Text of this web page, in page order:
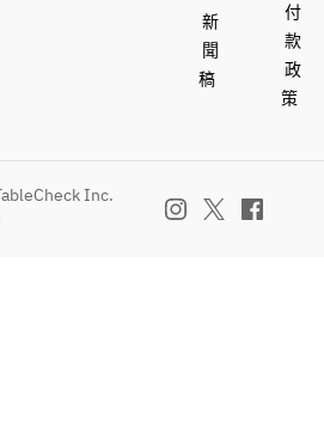
新
聞
稿
付
款
政
策
Inc.